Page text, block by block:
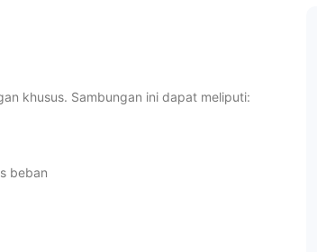
khusus. Sambungan ini dapat meliputi:
beban